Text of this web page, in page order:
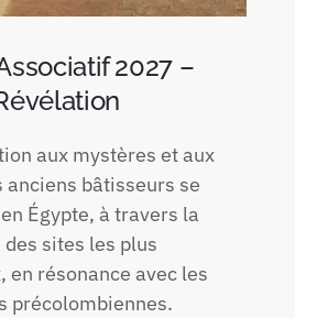
2027 –
aux mystères et aux
anciens bâtisseurs se
Égypte, à travers la
sites les plus
en résonance avec les
précolombiennes.